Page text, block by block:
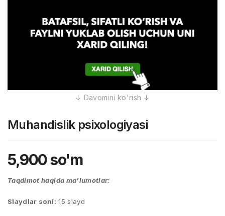
Muhandislik psixologiyasi
5,900so'm
Taqdimot haqida ma’lumotlar:
Slaydlar soni: 15 slayd